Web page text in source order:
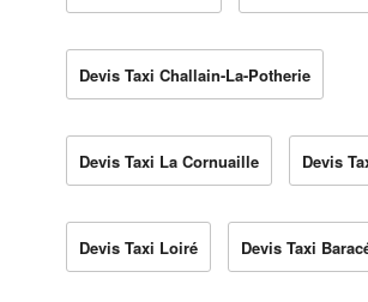
Devis Taxi Challain-La-Potherie
Devis Taxi La Cornuaille Devis
Devis Taxi Loiré Devis Taxi